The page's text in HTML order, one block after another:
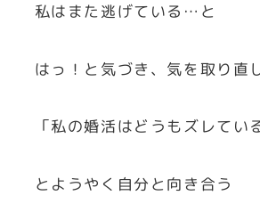
私はまた逃げている…と
はっ！と気づき、気を取り直
「私の婚活はどうもズレてい
とようやく自分と向き合う